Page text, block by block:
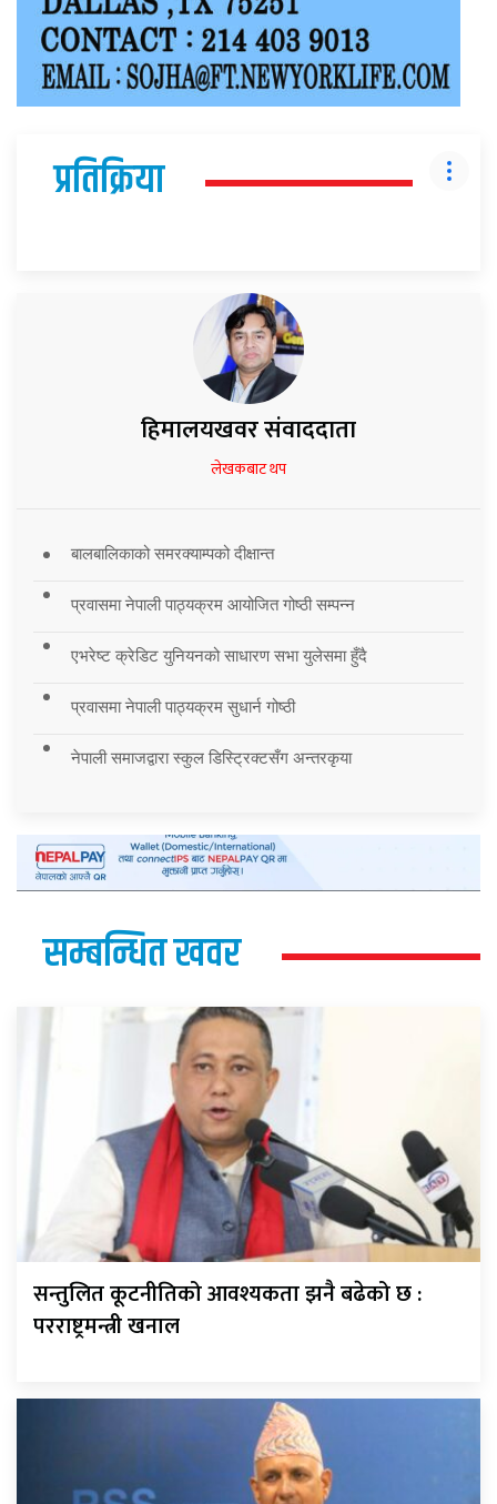
प्रतिक्रिया
हिमालयखवर संवाददाता
लेखकबाट थप
बालबालिकाको समरक्याम्पको दीक्षान्त
प्रवासमा नेपाली पाठ्यक्रम आयोजित गोष्ठी सम्पन्न
एभरेष्ट क्रेडिट युनियनको साधारण सभा युलेसमा हुँदै
प्रवासमा नेपाली पाठ्यक्रम सुधार्न गोष्ठी
नेपाली समाजद्वारा स्कुल डिस्ट्रिक्टसँग अन्तरकृया
सम्बन्धित खवर
सन्तुलित कूटनीतिको आवश्यकता झनै बढेको छ :
परराष्ट्रमन्त्री खनाल